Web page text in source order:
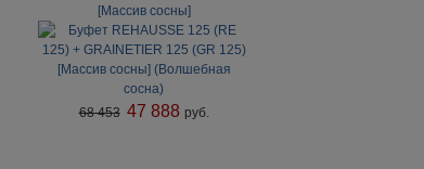
[Массив сосны]
68 453 47 888 руб.